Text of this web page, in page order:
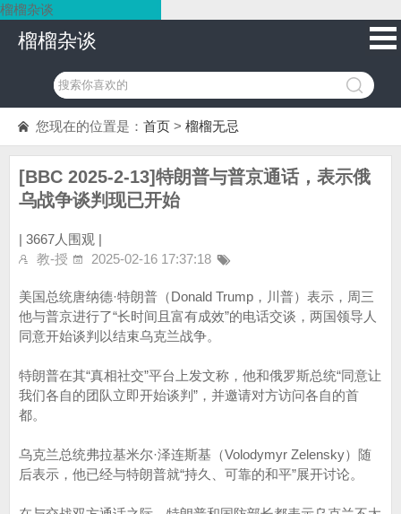
榴榴杂谈
榴榴杂谈
您现在的位置是： 首页 > 榴榴无忌
[BBC 2025-2-13]特朗普与普京通话，表示俄
乌战争谈判现已开始
| 3667人围观 |
教-授
2025-02-16 17:37:18
美国总统唐纳德·特朗普（Donald Trump，川普）表示，周三
他与普京进行了“长时间且富有成效”的电话交谈，两国领导人
同意开始谈判以结束乌克兰战争。
特朗普在其“真相社交”平台上发文称，他和俄罗斯总统“同意让
我们各自的团队立即开始谈判”，并邀请对方访问各自的首
都。
乌克兰总统弗拉基米尔·泽连斯基（Volodymyr Zelensky）随
后表示，他已经与特朗普就“持久、可靠的和平”展开讨论。